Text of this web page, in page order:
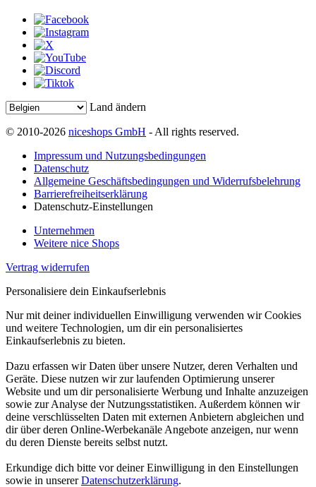
Land ändern
© 2010-2026 niceshops GmbH - All rights reserved.
Impressum und Nutzungsbedingungen
Datenschutz
Allgemeine Geschäftsbedingungen und Widerrufsbelehrung
Barrierefreiheitserklärung
Datenschutz-Einstellungen
Unternehmen
Weitere nice Shops
Vertrag widerrufen
Personalisiere dein Einkaufserlebnis
Nur mit deiner individuellen Einwilligung verwenden wir Cookies
und weitere Technologien, um dir ein personalisiertes
Einkaufserlebnis zu bieten.
Dazu erfassen wir Daten über unsere Nutzer, deren Verhalten und
Geräte. Diese nutzen wir zur laufenden Optimierung unserer
Website und um dir personalisierte Werbung und Inhalte anzuzeigen
sowie zur Analyse der Nutzungsstatistiken. Außerdem können wir
deine verschlüsselten Daten mit externen Anbietern abgleichen und
dir über deren Online-Werbekanäle Angebote anzeigen, nur wenn
du deren Dienste bereits selbst nutzt.
Erkundige dich bitte vor deiner Einwilligung in den Einstellungen
sowie in unsererDatenschutzerklärung.